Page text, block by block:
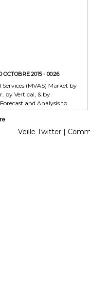
OCTOBRE 2015 - 00:26
Services (MVAS) Market by
by Vertical, & by
and Analysis to
Veille Twitter |